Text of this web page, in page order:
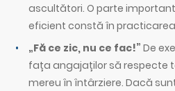
ascultători. O parte
eficient constă în
„Fă ce zic, nu ce fac!” De
fața angajaților să respecte
mereu în întârziere. Dacă